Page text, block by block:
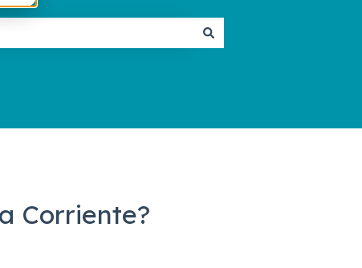
Corriente?